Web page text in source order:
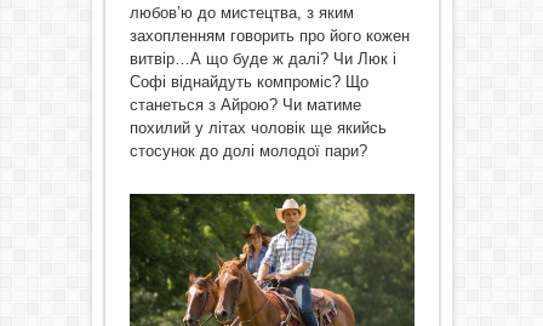
любов’ю до мистецтва, з яким
захопленням говорить про його кожен
витвір…А що буде ж далі? Чи Люк і
Софі віднайдуть компроміс? Що
станеться з Айрою? Чи матиме
похилий у літах чоловік ще якийсь
стосунок до долі молодої пари?